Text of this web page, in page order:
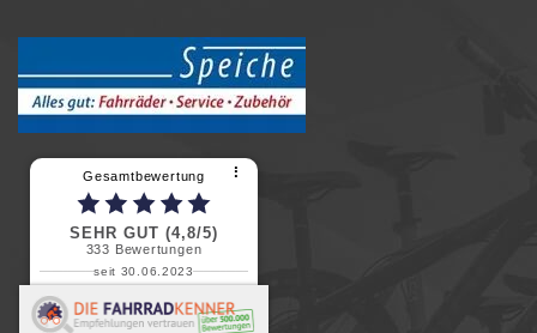
Gesamtbewertung ⠇
SEHR GUT (4,8/5)
333 Bewertungen
seit 30.06.2023
Renate H.
Vielen Dank für ein herzliches